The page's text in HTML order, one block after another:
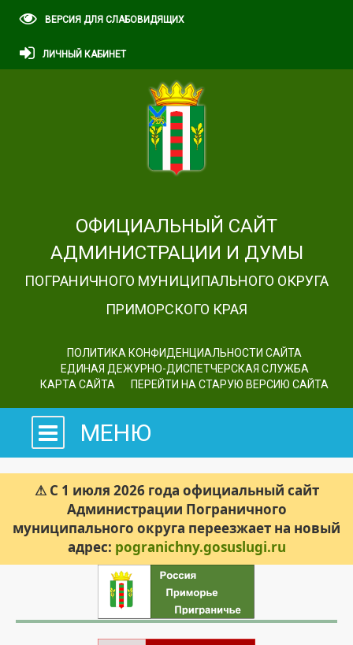
ВЕРСИЯ ДЛЯ СЛАБОВИДЯЩИХ
ЛИЧНЫЙ КАБИНЕТ
ОФИЦИАЛЬНЫЙ САЙТ
АДМИНИСТРАЦИИ И ДУМЫ
ПОГРАНИЧНОГО МУНИЦИПАЛЬНОГО ОКРУГА
ПРИМОРСКОГО КРАЯ
ПОЛИТИКА КОНФИДЕНЦИАЛЬНОСТИ САЙТА
ЕДИНАЯ ДЕЖУРНО-ДИСПЕТЧЕРСКАЯ СЛУЖБА
КАРТА САЙТА
ПЕРЕЙТИ НА СТАРУЮ ВЕРСИЮ САЙТА
МЕНЮ
⚠ С 1 июля 2026 года официальный сайт
Администрации Пограничного
муниципального округа переезжает на новый
адрес: pogranichny.gosuslugi.ru